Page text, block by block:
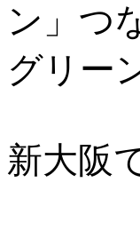
ン」つ
グリー
新大阪